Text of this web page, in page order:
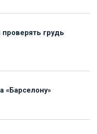
грудь
«Барселону»